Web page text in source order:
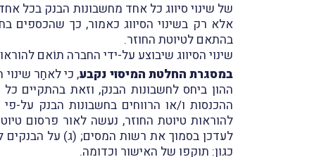
של שינוי סיווג כל אחד מחשבונות הבנק בכל
אלא רק בשינוי הסיווג כאמור, כך שהכספים
בהתאם לטיוטת החוזר.
שינוי הסיווג שיבוצע על-ידי החברה תוֹאם
במסגרת החלטת המיסוי נקבע, כי לאחַר
ההון ביחס לחשבונות הבנק, וזאת בהתקיים
ההכנסות ו/או הרווחים בחשבונות הבנק על-
להוראות טיוטת החוזר, נעשה לאור פרסום
לעדכן בסמוך את רשות המסים; (ג) על הבנקים
כגון: תוקפו של האישור וכדומה.